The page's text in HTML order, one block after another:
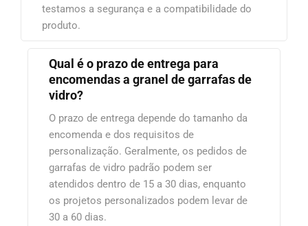
testamos a segurança e a compatibilidade do
produto.
Qual é o prazo de entrega para
encomendas a granel de garrafas de
vidro?
O prazo de entrega depende do tamanho da
encomenda e dos requisitos de
personalização. Geralmente, os pedidos de
garrafas de vidro padrão podem ser
atendidos dentro de 15 a 30 dias, enquanto
os projetos personalizados podem levar de
30 a 60 dias.